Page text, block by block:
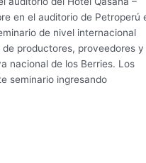
en el auditorio de Petroperú
de nivel internacional
de productores, proveedores
nacional de los Berries. Los
seminario ingresando